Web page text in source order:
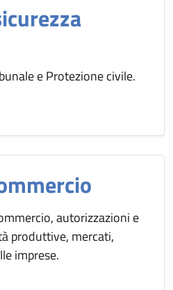
e Protezione civile.
autorizzazioni e
produttive, mercati,
imprese.